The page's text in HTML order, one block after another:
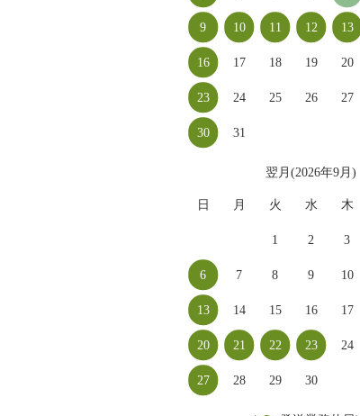
9 10 11 12 13
16 17 18 19 20
23 24 25 26 27
30 31
翌月(2026年9月)
日 月 火 水 木
1 2 3
6 7 8 9 10
13 14 15 16 17
20 21 22 23 24
27 28 29 30